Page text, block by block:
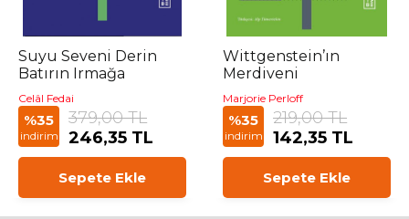
Suyu Seveni Derin
Batırın Irmağa
Celâl Fedai
%35
indirim
379,00 TL
246,35 TL
Sepete Ekle
Wittgenstein’ın
Merdiveni
Marjorie Perloff
%35
indirim
219,00 TL
142,35 TL
Sepete Ekle